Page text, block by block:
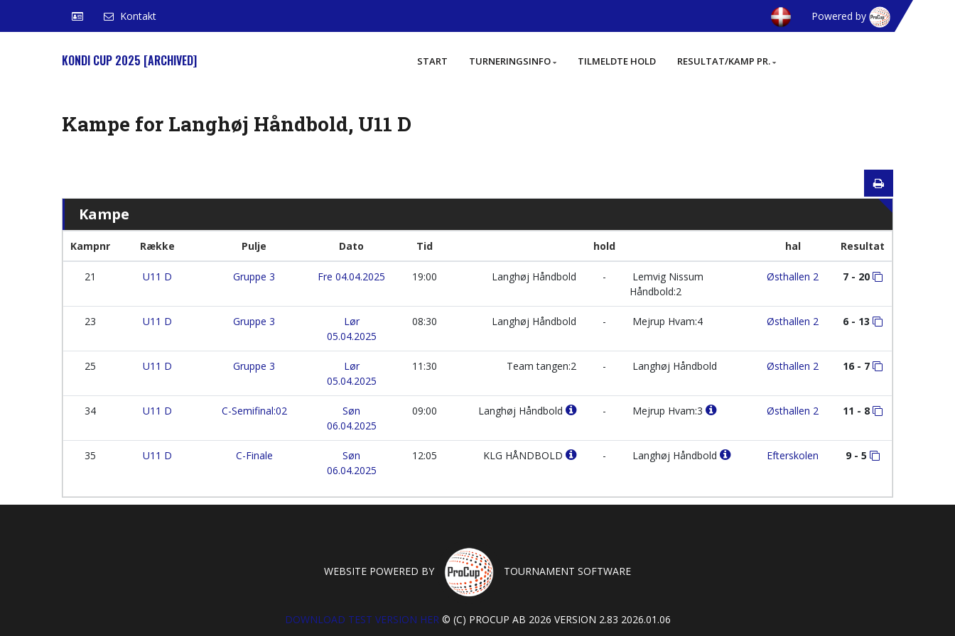
Kontakt Powered by
KONDI CUP 2025 [ARCHIVED] START TURNERINGSINFO TILMELDTE HOLD RESULTAT/KAMP PR.
Kampe for Langhøj Håndbold, U11 D
Kampe
Kampnr Række Pulje Dato Tid hold hal Resultat
21 U11 D Gruppe 3 Fre 04.04.2025 19:00 Langhøj Håndbold -
Lemvig Nissum
Håndbold:2
Østhallen 2 7 - 20
23 U11 D Gruppe 3
Lør
05.04.2025
08:30 Langhøj Håndbold - Mejrup Hvam:4 Østhallen 2 6 - 13
25 U11 D Gruppe 3
Lør
05.04.2025
11:30 Team tangen:2 - Langhøj Håndbold Østhallen 2 16 - 7
34 U11 D C-Semifinal:02
Søn
06.04.2025
09:00 Langhøj Håndbold - Mejrup Hvam:3 Østhallen 2 11 - 8
35 U11 D C-Finale
Søn
06.04.2025
12:05 KLG HÅNDBOLD - Langhøj Håndbold Efterskolen 9 - 5
WEBSITE POWERED BY TOURNAMENT SOFTWARE
DOWNLOAD TEST VERSION HER© (C) PROCUP AB 2026 VERSION 2.83 2026.01.06